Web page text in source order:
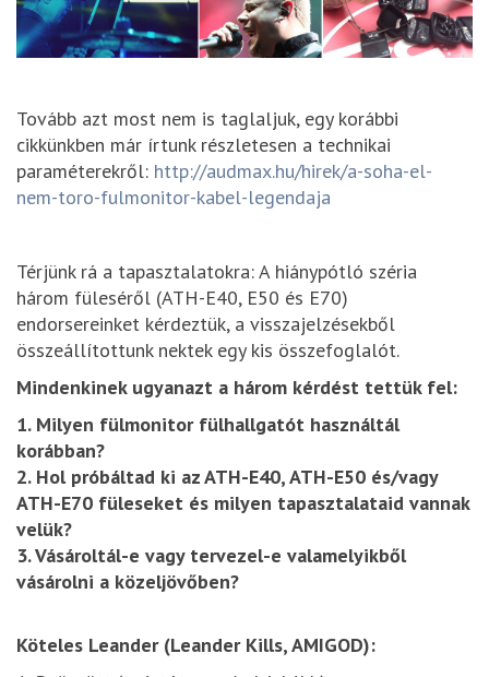
Tovább azt most nem is taglaljuk, egy korábbi
cikkünkben már írtunk részletesen a technikai
paraméterekről: http://audmax.hu/hirek/a-soha-el-
nem-toro-fulmonitor-kabel-legendaja
Térjünk rá a tapasztalatokra: A hiánypótló széria
három füleséről (ATH-E40, E50 és E70)
endorsereinket kérdeztük, a visszajelzésekből
összeállítottunk nektek egy kis összefoglalót.
Mindenkinek ugyanazt a három kérdést tettük fel:
1. Milyen fülmonitor fülhallgatót használtál
korábban?
2. Hol próbáltad ki az ATH-E40, ATH-E50 és/vagy
ATH-E70 füleseket és milyen tapasztalataid vannak
velük?
3. Vásároltál-e vagy tervezel-e valamelyikből
vásárolni a közeljövőben?
​Köteles Leander (Leander Kills, AMIGOD):